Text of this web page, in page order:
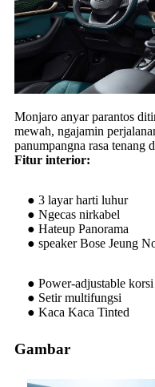
Monjaro anyar parantos
mewah, ngajamin
panumpangna rasa tenang
Fitur interior:
● 3 layar harti luhur
● Ngecas nirkabel
● Hateup Panorama
● speaker Bose Jeung
● Power-adjustable korsi
● Setir multifungsi
● Kaca Kaca Tinted
Gambar